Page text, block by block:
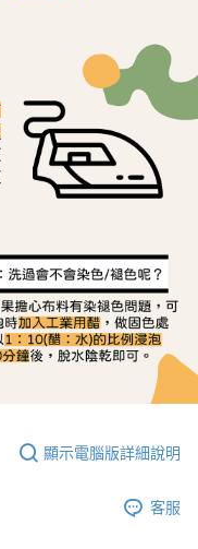
顯示電腦版詳細說明
客服